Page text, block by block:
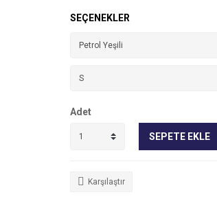
SEÇENEKLER
Adet
SEPETE EKLE
Karşılaştır